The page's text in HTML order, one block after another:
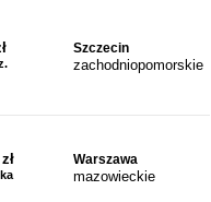
Szczecin
zachodniopomorskie
Warszawa
mazowieckie